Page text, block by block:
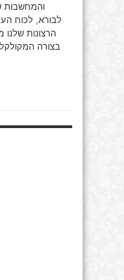
והמחשבות
לבורא, לכוח
הרצונות
בצורה